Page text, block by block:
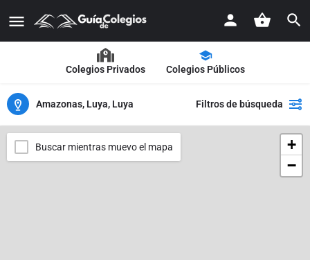
Colegios Privados Colegios Públicos
Amazonas, Luya, Luya Filtros de búsqueda
+
−
Buscar mientras muevo el mapa